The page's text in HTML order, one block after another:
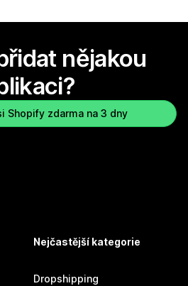
nějakou
Shopify zdarma na 3 dny
Nejčastější kategorie
Dropshipping